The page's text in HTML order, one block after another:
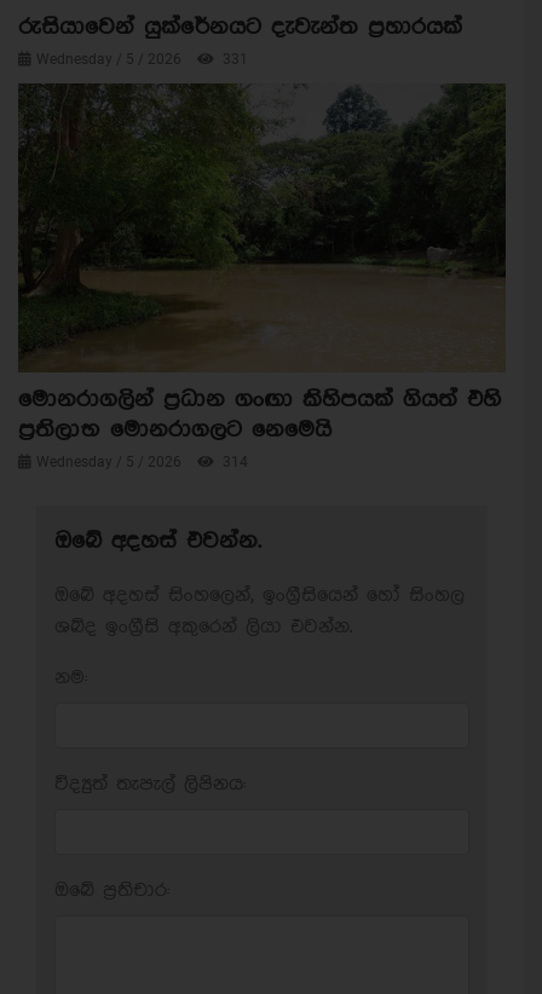
රුසියාවෙන් යුක්රේනයට දැවැන්ත ප්‍රහාරයක්
Wednesday / 5 / 2026 331
මොනරාගලින් ප්‍රධාන ගංඟා කිහිපයක් ගියත් එහි
ප්‍රතිලාභ මොනරාගලට නෙමෙයි
Wednesday / 5 / 2026 314
ඔබේ අදහස් එවන්න.